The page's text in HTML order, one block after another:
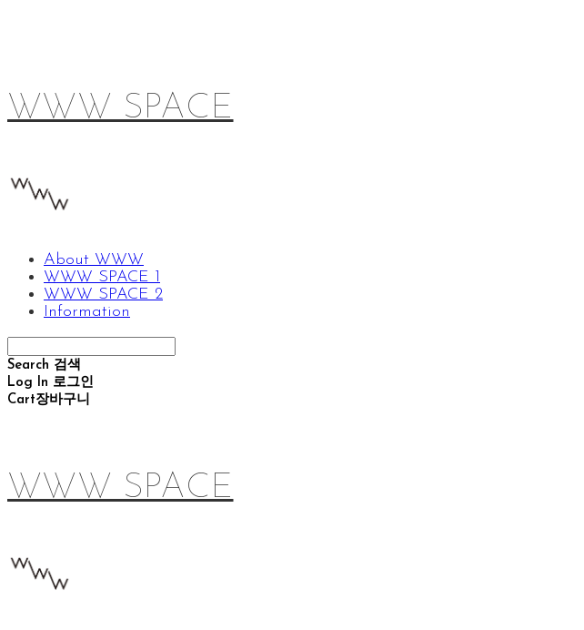
WWW SPACE
About WWW
WWW SPACE 1
WWW SPACE 2
Information
Search 검색
Log In 로그인
Cart장바구니
WWW SPACE